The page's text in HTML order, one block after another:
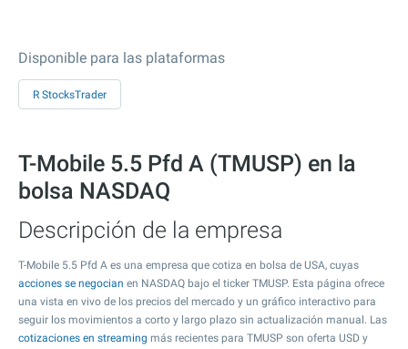
Disponible para las plataformas
R StocksTrader
T-Mobile 5.5 Pfd A (TMUSP) en la
bolsa NASDAQ
Descripción de la empresa
T-Mobile 5.5 Pfd A es una empresa que cotiza en bolsa de USA, cuyas
acciones se negocian en NASDAQ bajo el ticker TMUSP. Esta página ofrece
una vista en vivo de los precios del mercado y un gráfico interactivo para
seguir los movimientos a corto y largo plazo sin actualización manual. Las
cotizaciones en streaming más recientes para TMUSP son oferta USD y